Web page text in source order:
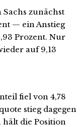
zunächst
— ein Anstieg
Prozent. Nur
auf 9,13
fiel von 4,78
stieg dagegen
hält die Position